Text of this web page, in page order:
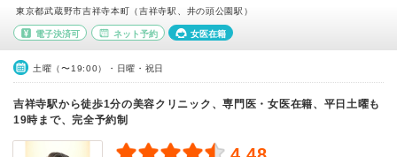
東京都武蔵野市吉祥寺本町（吉祥寺駅、井の頭公園駅）
電子決済可 ネット予約 女医在籍
土曜（〜19:00）・日曜・祝日
吉祥寺駅から徒歩1分の美容クリニック、専門医・女医在籍、平日土曜も
19時まで、完全予約制